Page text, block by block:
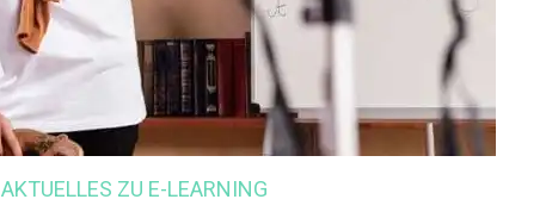
AKTUELLES ZU E-LEARNING